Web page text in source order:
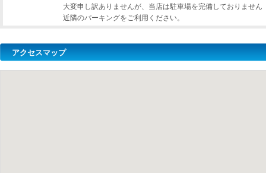
大変申し訳ありませんが、当店は駐車場を完備しておりません
近隣のパーキングをご利用ください。
アクセスマップ